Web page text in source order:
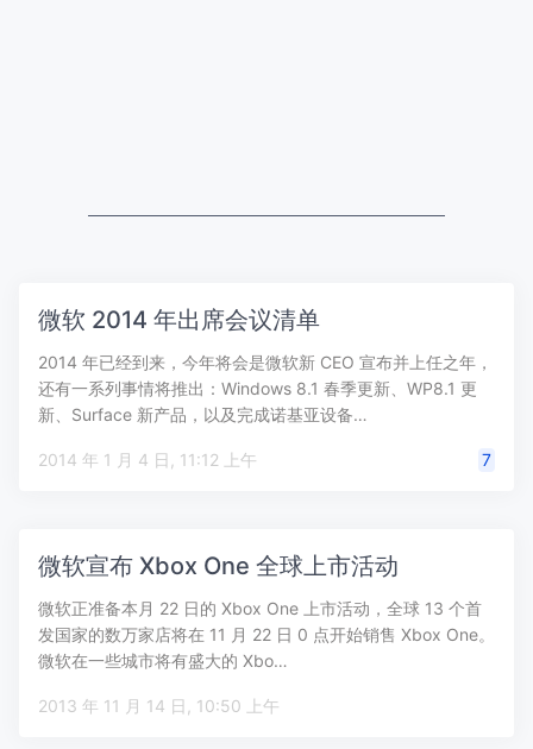
微软 2014 年出席会议清单
2014 年已经到来，今年将会是微软新 CEO 宣布并上任之年，
还有一系列事情将推出：Windows 8.1 春季更新、WP8.1 更
新、Surface 新产品，以及完成诺基亚设备…
2014 年 1 月 4 日, 11:12 上午 7
微软宣布 Xbox One 全球上市活动
微软正准备本月 22 日的 Xbox One 上市活动，全球 13 个首
发国家的数万家店将在 11 月 22 日 0 点开始销售 Xbox One。
微软在一些城市将有盛大的 Xbo…
2013 年 11 月 14 日, 10:50 上午